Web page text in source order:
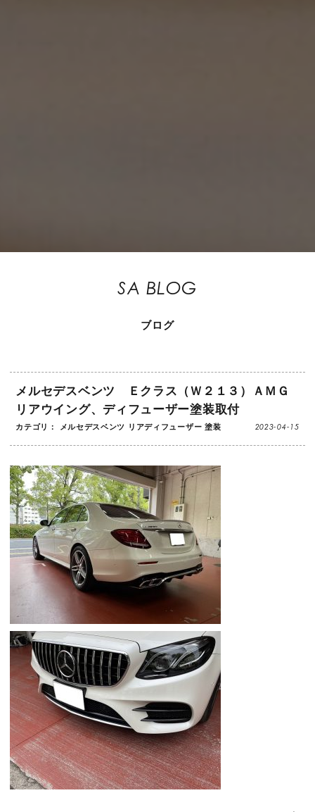
SA BLOG
ブログ
メルセデスベンツ Ｅクラス（Ｗ２１３）ＡＭＧ
リアウイング、ディフューザー塗装取付
カテゴリ： メルセデスベンツ リアディフューザー 塗装 2023-04-15